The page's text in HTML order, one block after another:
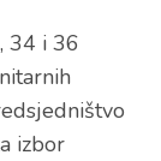
34 i 36
izbor